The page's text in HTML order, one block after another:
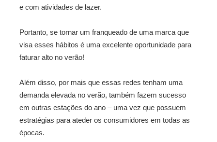
e com atividades de lazer.
Portanto, se tornar um franqueado de uma marca que
visa esses hábitos é uma excelente oportunidade para
faturar alto no verão!
Além disso, por mais que essas redes tenham uma
demanda elevada no verão, também fazem sucesso
em outras estações do ano – uma vez que possuem
estratégias para ateder os consumidores em todas as
épocas.